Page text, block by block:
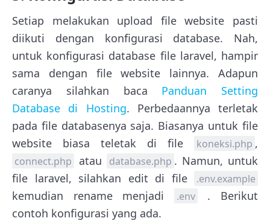
Setiap melakukan upload file website pasti
diikuti dengan konfigurasi database. Nah,
untuk konfigurasi database file laravel, hampir
sama dengan file website lainnya. Adapun
caranya silahkan baca Panduan Setting
Database di Hosting. Perbedaannya terletak
pada file databasenya saja. Biasanya untuk file
website biasa teletak di file
koneksi.php ,
connect.php atau database.php . Namun, untuk
file laravel, silahkan edit di file
.env.example
kemudian rename menjadi .env
. Berikut
contoh konfigurasi yang ada.